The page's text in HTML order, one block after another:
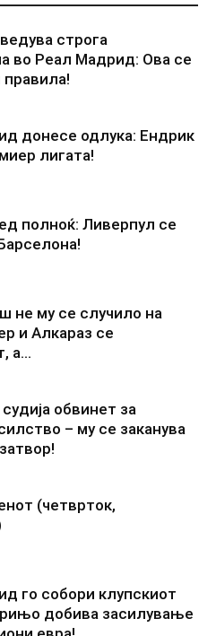
строга
во Реал Мадрид: Ова се
правила!
донесе одлука: Ендрик
лигата!
полноќ: Ливерпул се
не му се случило на
и Алкараз се
а...
обвинет за
– му се заканува
(четврток,
го собори клупскиот
добива засилување